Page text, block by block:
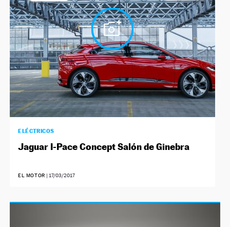
ELÉCTRICOS
Jaguar I-Pace Concept Salón de Ginebra
EL MOTOR | 17/03/2017